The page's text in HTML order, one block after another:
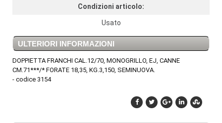
Condizioni articolo:
Usato
ULTERIORI INFORMAZIONI
DOPPIETTA FRANCHI CAL.12/70, MONOGRILLO, EJ, CANNE
CM.71***/* FORATE 18,35, KG.3,150, SEMINUOVA.
- codice 3154